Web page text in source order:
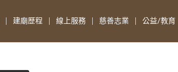
建廟歷程 線上服務 慈善志業 公益/教育